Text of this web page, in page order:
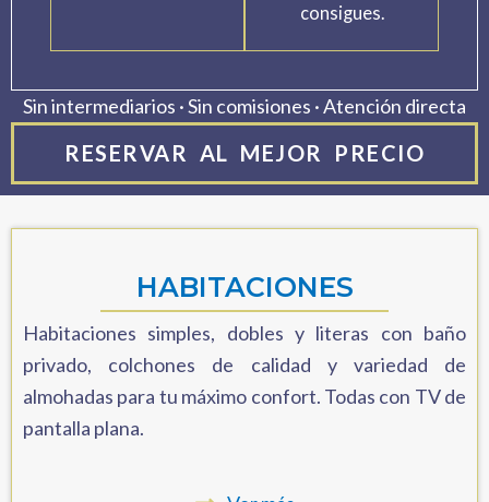
consigues.
Sin intermediarios · Sin comisiones · Atención directa
RESERVAR AL MEJOR PRECIO
HABITACIONES
Habitaciones simples, dobles y literas con baño
privado, colchones de calidad y variedad de
almohadas para tu máximo confort. Todas con TV de
pantalla plana.